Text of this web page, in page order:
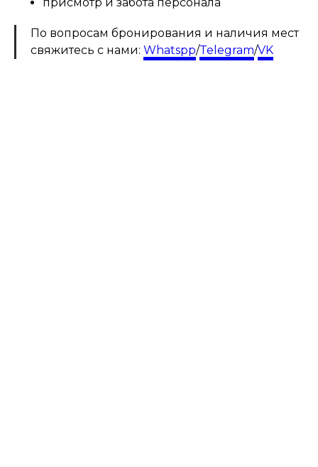
По вопросам бронирования и наличия мест
свяжитесь с нами: Whatspp/Telegram/VK